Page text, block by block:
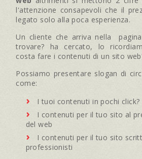
l'attenzione consapevoli che il
legato solo alla poca esperienza.
Un cliente che arriva nella
trovare? ha cercato, lo
costa fare i contenuti di un sito
Possiamo presentare slogan di
come:
I tuoi contenuti in pochi click?
I contenuti per il tuo sito al
del web
I contenuti per il tuo sito
professionisti